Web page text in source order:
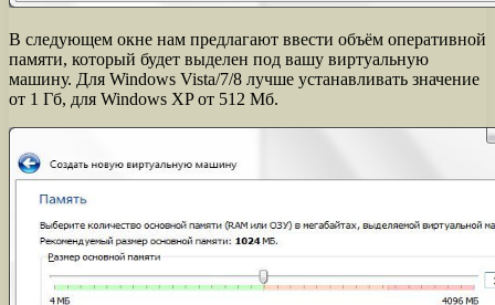
В следующем окне нам предлагают ввести объём оперативной
памяти, который будет выделен под вашу виртуальную
машину. Для Windows Vista/7/8 лучше устанавливать значение
от 1 Гб, для Windows XP от 512 Мб.